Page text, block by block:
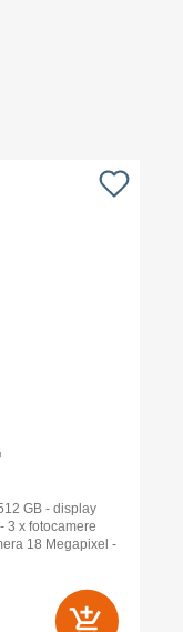
GB - display
3 x fotocamere
18 Megapixel -